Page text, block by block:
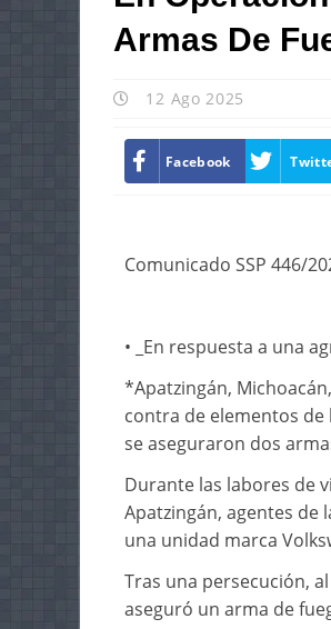
Armas De
12 Ago 2025
Facebook
Comunicado SSP 446/
• _En respuesta a una
*Apatzingán,
contra de elementos de
se aseguraron dos
Durante las labores de
Apatzingán, agentes
una unidad marca
Tras una persecución,
aseguró un arma de